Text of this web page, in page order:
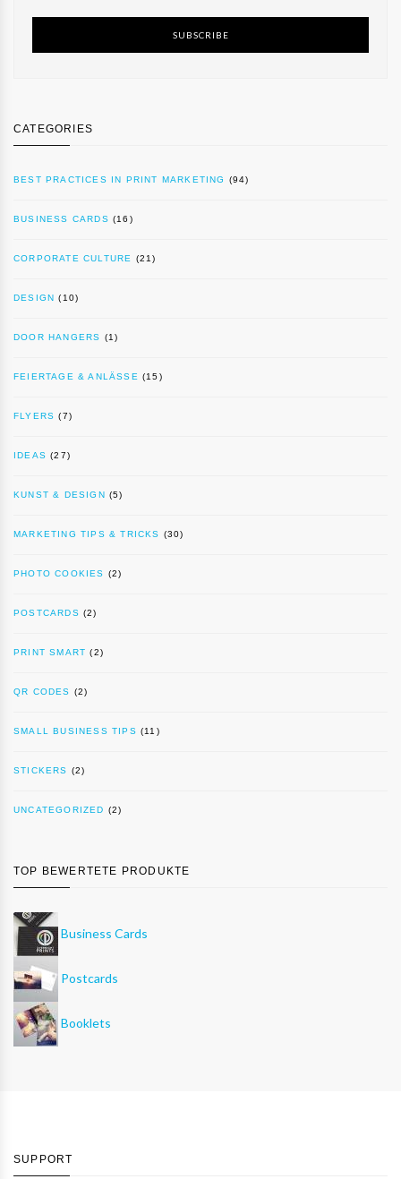
SUBSCRIBE
CATEGORIES
BEST PRACTICES IN PRINT MARKETING (94)
BUSINESS CARDS (16)
CORPORATE CULTURE (21)
DESIGN (10)
DOOR HANGERS (1)
FEIERTAGE & ANLÄSSE (15)
FLYERS (7)
IDEAS (27)
KUNST & DESIGN (5)
MARKETING TIPS & TRICKS (30)
PHOTO COOKIES (2)
POSTCARDS (2)
PRINT SMART (2)
QR CODES (2)
SMALL BUSINESS TIPS (11)
STICKERS (2)
UNCATEGORIZED (2)
TOP BEWERTETE PRODUKTE
Business Cards
Postcards
Booklets
SUPPORT